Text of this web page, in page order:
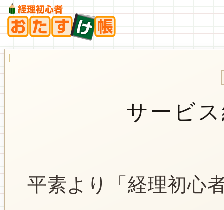
サービ
平素より「経理初心